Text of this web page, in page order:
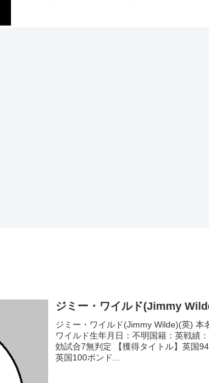
ジミー・ワイルド(Jimmy
ジミー・ワイルド(Jimmy Wilde)(英) 本
ワイルド生年月日：不明国籍：英戦績
効試合7無判定 【獲得タイトル】英国
英国100ポンド...